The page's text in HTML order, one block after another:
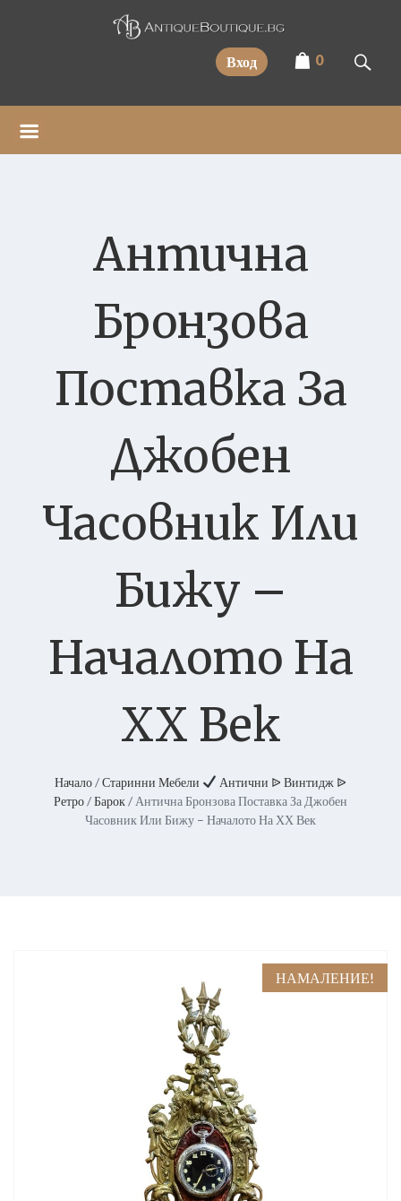
Вход 0
Антична
Бронзова
Поставка За
Джобен
Часовник Или
Бижу –
Началото На
ХХ Век
Начало/Старинни Мебели
Антични ᐉ Винтидж ᐉ
Ретро/Барок/ Антична Бронзова Поставка За Джобен
Часовник Или Бижу – Началото На ХХ Век
НАМАЛЕНИЕ!